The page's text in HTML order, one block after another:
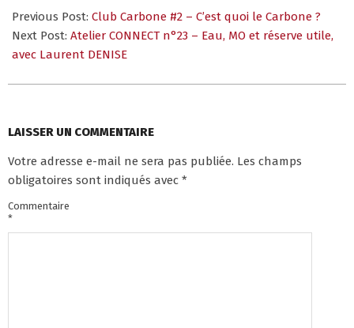
05-
03
Previous Post: Club Carbone #2 – C’est quoi le Carbone ?
Next Post: Atelier CONNECT n°23 – Eau, MO et réserve utile,
avec Laurent DENISE
LAISSER UN COMMENTAIRE
Votre adresse e-mail ne sera pas publiée. Les champs
obligatoires sont indiqués avec *
Commentaire
*